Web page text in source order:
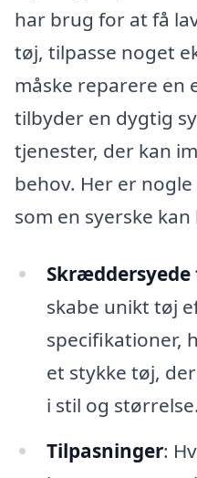
har brug for at få
tøj, tilpasse noget
måske reparere en
tilbyder en dygtig
tjenester, der kan
behov. Her er
som en syerske
Skræddersyede
skabe unikt tøj
specifikationer,
et stykke tøj,
i stil og størrelse.
Tilpasninger: